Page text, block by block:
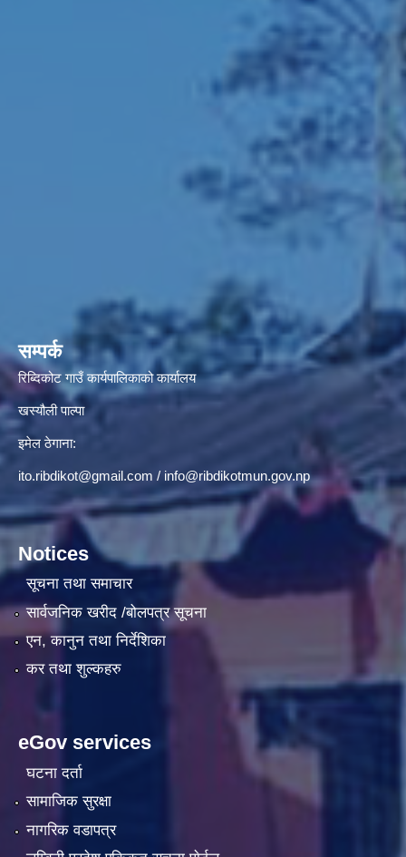
सम्पर्क
रिब्दिकोट गाउँ कार्यपालिकाको कार्यालय
खस्यौली पाल्पा
इमेल ठेगाना:
ito.ribdikot@gmail.com / info@ribdikotmun.gov.np
Notices
सूचना तथा समाचार
सार्वजनिक खरीद /बोलपत्र सूचना
एन, कानुन तथा निर्देशिका
कर तथा शुल्कहरु
eGov services
घटना दर्ता
सामाजिक सुरक्षा
नागरिक वडापत्र